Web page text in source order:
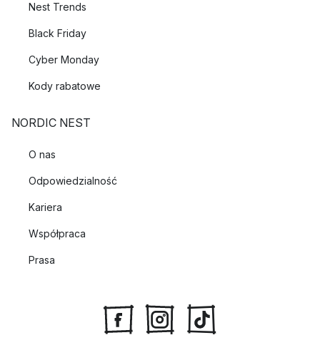
Nest Trends
Black Friday
Cyber Monday
Kody rabatowe
NORDIC NEST
O nas
Odpowiedzialność
Kariera
Współpraca
Prasa